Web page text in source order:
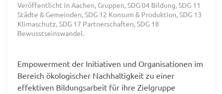
Veröffentlicht in Aachen, Gruppen,SDG 04 Bildung,SDG 11
Städte & Gemeinden,SDG 12 Konsum & Produktion,SDG 13
Klimaschutz,SDG 17 Partnerschaften,SDG 18
Bewusstseinswandel.
Empowerment der Initiativen und Organisationen im
Bereich ökologischer Nachhaltigkeit zu einer
effektiven Bildungsarbeit für ihre Zielgruppe